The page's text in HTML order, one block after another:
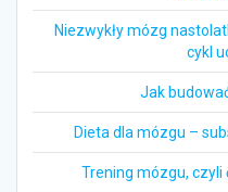
Niezwykły mózg
cykl
Jak
Dieta dla mózgu –
Trening mózgu,